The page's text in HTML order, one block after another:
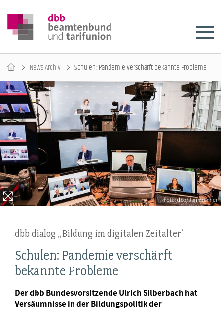
News-Archiv Schulen: Pandemie verschärft bekannte Probleme
dbb dialog „Bildung im digitalen Zeitalter“
Schulen: Pandemie verschärft
bekannte Probleme
Der dbb Bundesvorsitzende Ulrich Silberbach hat
Versäumnisse in der Bildungspolitik der